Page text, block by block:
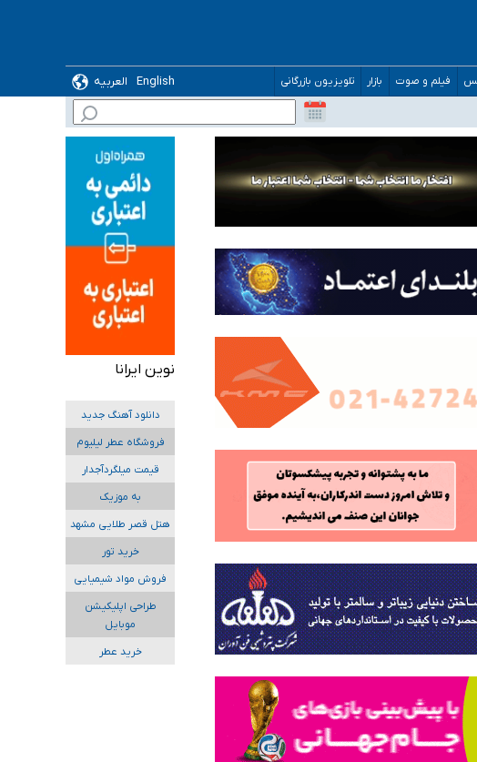
فیلم و صوت بازار تلویزیون بازرگانی English
العربیه
رویه را بگیرد
نوین ایرانا
دانلود آهنگ جدید
فروشگاه عطر لیلیوم
قیمت میلگردآجدار
به موزیک
هتل قصر طلایی مشهد
خرید تور
فروش مواد شیمیایی
طراحی اپلیکیشن
موبایل
خرید عطر